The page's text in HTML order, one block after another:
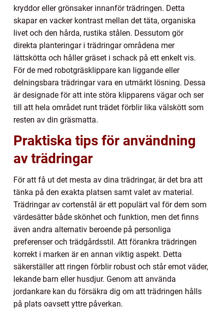
kryddor eller grönsaker innanför trädringen. Detta
skapar en vacker kontrast mellan det täta, organiska
livet och den hårda, rustika stålen. Dessutom gör
direkta planteringar i trädringar områdena mer
lättskötta och håller gräset i schack på ett enkelt vis.
För de med robotgräsklippare kan liggande eller
delningsbara trädringar vara en utmärkt lösning. Dessa
är designade för att inte störa klipparens vägar och ser
till att hela området runt trädet förblir lika välskött som
resten av din gräsmatta.
Praktiska tips för användning
av trädringar
För att få ut det mesta av dina trädringar, är det bra att
tänka på den exakta platsen samt valet av material.
Trädringar av cortenstål är ett populärt val för dem som
värdesätter både skönhet och funktion, men det finns
även andra alternativ beroende på personliga
preferenser och trädgårdsstil. Att förankra trädringen
korrekt i marken är en annan viktig aspekt. Detta
säkerställer att ringen förblir robust och står emot väder,
lekande barn eller husdjur. Genom att använda
jordankare kan du försäkra dig om att trädringen hålls
på plats oavsett yttre påverkan.